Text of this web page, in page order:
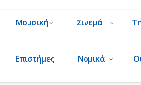
Μουσική Σινεμά
Επιστήμες Νομικά